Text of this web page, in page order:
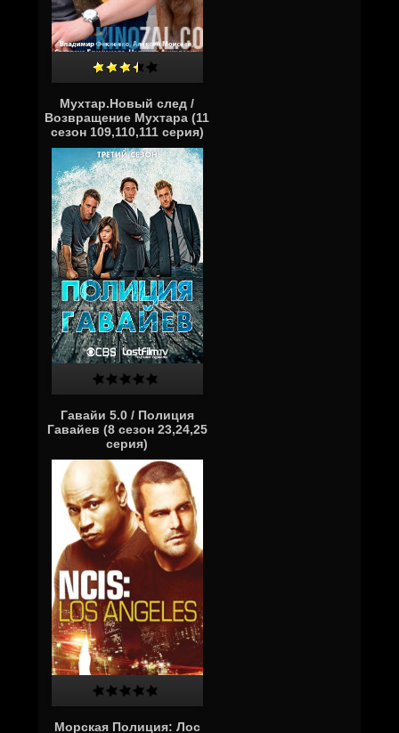
Мухтар.Новый след /
Возвращение Мухтара (11
сезон 109,110,111 серия)
Гавайи 5.0 / Полиция
Гавайев (8 сезон 23,24,25
серия)
Морская Полиция: Лос